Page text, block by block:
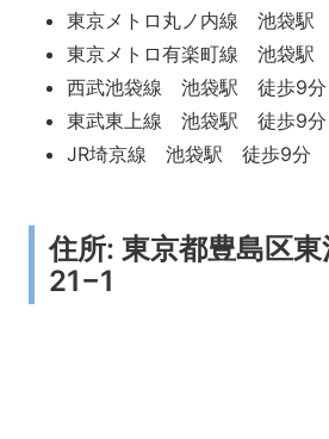
東京メトロ丸ノ内線 池袋駅
東京メトロ有楽町線 池袋駅
西武池袋線 池袋駅 徒歩9分
東武東上線 池袋駅 徒歩9分
JR埼京線 池袋駅 徒歩9分
住所: 東京都豊島区東
21−1